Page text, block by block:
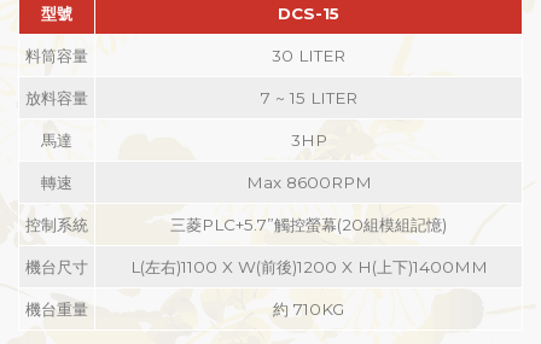
型號 DCS-15
料筒容量 30 LITER
放料容量 7 ~ 15 LITER
馬達 3HP
轉速 Max 8600RPM
控制系統 三菱PLC+5.7”觸控螢幕(20組模組記憶)
機台尺寸 L(左右)1100 X W(前後)1200 X H(上下)1400MM
機台重量 約 710KG